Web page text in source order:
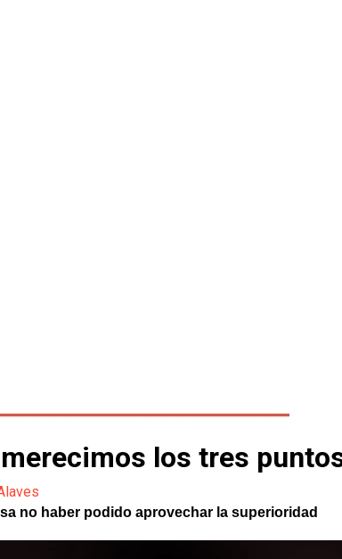
del campo sevillista
Aris de Salónica
los tres
no haber podido aprovechar la superioridad